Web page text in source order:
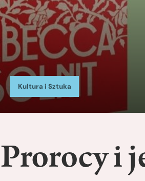
Kultura i Sztuka
Prorocy i